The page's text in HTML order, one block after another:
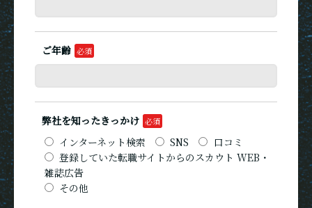
ご年齢
弊社を知ったきっかけ
インターネット検索
SNS
口コミ
登録していた転職サイトからのスカウト WEB・
雑誌広告
その他